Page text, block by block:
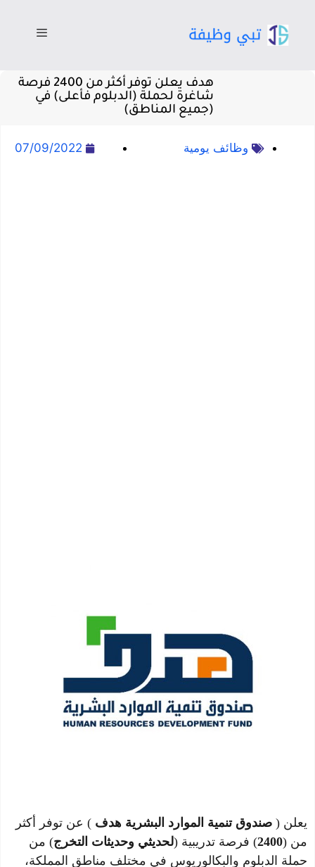
هدف يعلن توفر أكثر من 2400 فرصة
شاغرة لحملة (الدبلوم فأعلى) في
(جميع المناطق)
وظائف يومية 07/09/2022
يعلن ( صندوق تنمية الموارد البشرية هدف ) عن توفر أكثر
من (2400) فرصة تدريبية (لحديثي وحديثات التخرج) من
حملة الدبلوم والبكالوريوس في مختلف مناطق المملكة،